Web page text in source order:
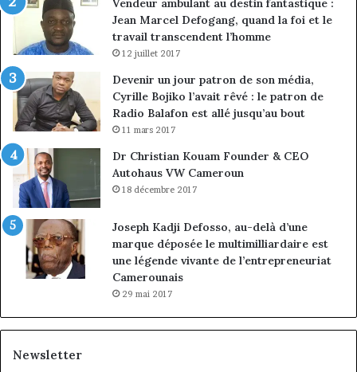
Vendeur ambulant au destin fantastique :
Jean Marcel Defogang, quand la foi et le
travail transcendent l’homme
12 juillet 2017
Devenir un jour patron de son média,
Cyrille Bojiko l’avait rêvé : le patron de
Radio Balafon est allé jusqu’au bout
11 mars 2017
Dr Christian Kouam Founder & CEO
Autohaus VW Cameroun
18 décembre 2017
Joseph Kadji Defosso, au-delà d’une
marque déposée le multimilliardaire est
une légende vivante de l’entrepreneuriat
Camerounais
29 mai 2017
Newsletter